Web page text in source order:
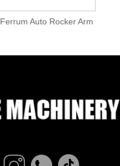
Ferrum Auto Rocker Arm